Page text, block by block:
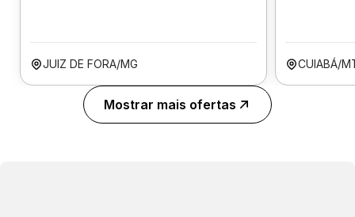
JUIZ DE FORA/MG CUIABÁ/
Mostrar mais ofertas